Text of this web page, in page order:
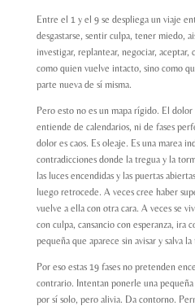
Entre el 1 y el 9 se despliega un viaje
desgastarse, sentir culpa, tener miedo,
investigar, replantear, negociar,
como quien vuelve intacto, sino como
parte nueva de sí misma.
Pero esto no es un mapa rígido. El
entiende de calendarios, ni de fases
dolor es caos. Es oleaje. Es una marea
contradicciones donde la tregua y la
las luces encendidas y las puertas
luego retrocede. A veces cree haber
vuelve a ella con otra cara. A veces se
con culpa, cansancio con esperanza, ira
pequeña que aparece sin avisar y salva la
Por eso estas 19 fases no pretenden
contrario. Intentan ponerle una
por sí solo, pero alivia. Da contorno.